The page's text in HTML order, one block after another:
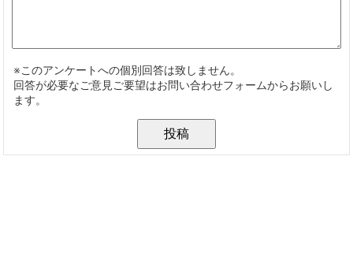
※このアンケートへの個別回答は致しません。
回答が必要なご意見ご要望はお問い合わせフォームからお願いし
ます。